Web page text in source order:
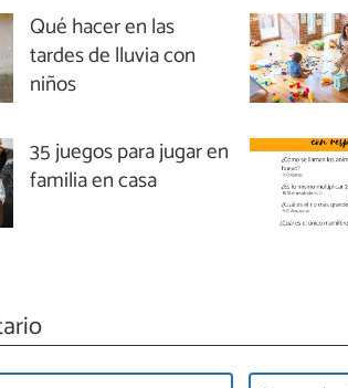
Qué hacer en las
tardes de lluvia con
niños
35 juegos para jugar en
familia en casa